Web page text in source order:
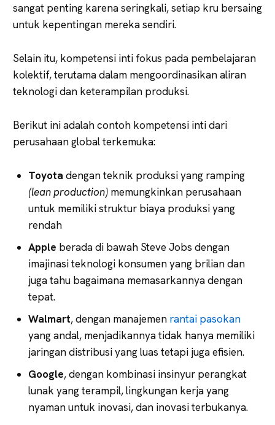
sangat penting karena seringkali, setiap kru bersaing
untuk kepentingan mereka sendiri.
Selain itu, kompetensi inti fokus pada pembelajaran
kolektif, terutama dalam mengoordinasikan aliran
teknologi dan keterampilan produksi.
Berikut ini adalah contoh kompetensi inti dari
perusahaan global terkemuka:
Toyota dengan teknik produksi yang ramping
(lean production) memungkinkan perusahaan
untuk memiliki struktur biaya produksi yang
rendah
Apple berada di bawah Steve Jobs dengan
imajinasi teknologi konsumen yang brilian dan
juga tahu bagaimana memasarkannya dengan
tepat.
Walmart, dengan manajemen rantai pasokan
yang andal, menjadikannya tidak hanya memiliki
jaringan distribusi yang luas tetapi juga efisien.
Google, dengan kombinasi insinyur perangkat
lunak yang terampil, lingkungan kerja yang
nyaman untuk inovasi, dan inovasi terbukanya.